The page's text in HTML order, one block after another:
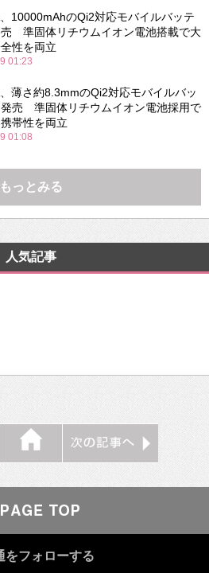
10000mAhのQi2対応モバイルバッテ
売 準固体リチウムイオン電池搭載で大
性を両立
01:23
薄さ約8.3mmのQi2対応モバイルバッ
発売 準固体リチウムイオン電池採用で
帯性を両立
01:08
もっとみる
人気記事
をフォローする